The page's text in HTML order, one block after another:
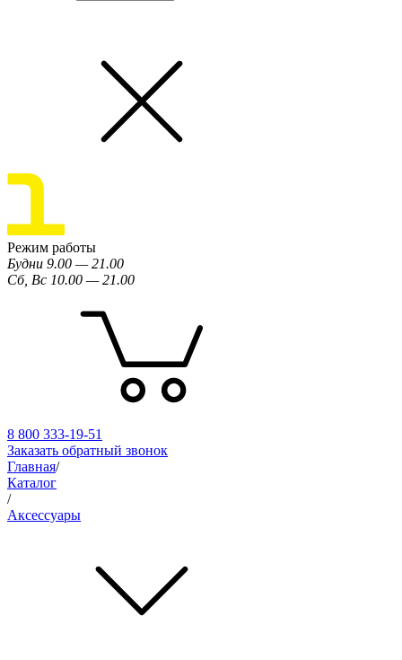
Режим работы
Будни 9.00 — 21.00
Сб, Вс 10.00 — 21.00
8 800 333-19-51
Заказать обратный звонок
Главная/
Каталог
/
Аксессуары